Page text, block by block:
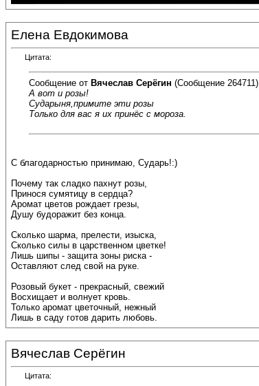
Елена Евдокимова
Цитата:
Сообщение от Вячеслав Серёгин (Сообщение 264711)
А вот и розы!
Сударыня,примите эти розы
Только для вас я их принёс с мороза.
С благодарностью принимаю, Сударь!:)
Почему так сладко пахнут розы,
Принося сумятицу в сердца?
Аромат цветов рождает грезы,
Душу будоражит без конца.
Сколько шарма, прелести, изыска,
Сколько силы в царственном цветке!
Лишь шипы - защита зоны риска -
Оставляют след свой на руке.
Розовый букет - прекрасный, свежий
Восхищает и волнует кровь.
Только аромат цветочный, нежный
Лишь в саду готов дарить любовь.
Вячеслав Серёгин
Цитата: